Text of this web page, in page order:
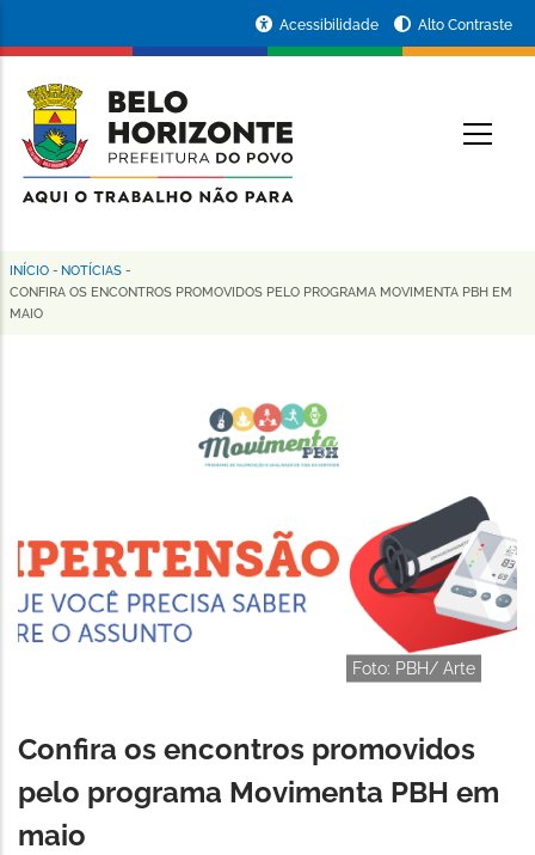
conteúdo
principal
da
Prefeitura
de
Horizonte
Acessibilidade Alto Contraste
Trilha
de
INÍCIO - NOTÍCIAS -
CONFIRA OS ENCONTROS PROMOVIDOS PELO PROGRAMA MOVIMENTA PBH EM
MAIO
Foto: PBH/ Arte
Confira os encontros promovidos
pelo programa Movimenta PBH em
maio